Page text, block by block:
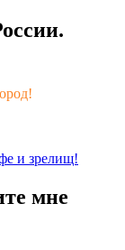
и зрелищ!
мне